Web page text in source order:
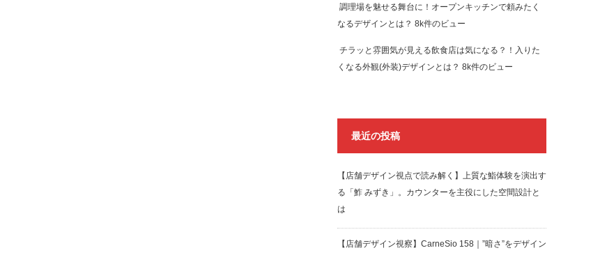
調理場を魅せる舞台に！オープンキッチンで頼みたく
なるデザインとは？ 8k件のビュー
チラッと雰囲気が見える飲食店は気になる？！入りた
くなる外観(外装)デザインとは？ 8k件のビュー
最近の投稿
【店舗デザイン視点で読み解く】上質な鮨体験を演出す
る「鮓 みずき」。カウンターを主役にした空間設計と
は
【店舗デザイン視察】CarneSio 158｜”暗さ”をデザイン